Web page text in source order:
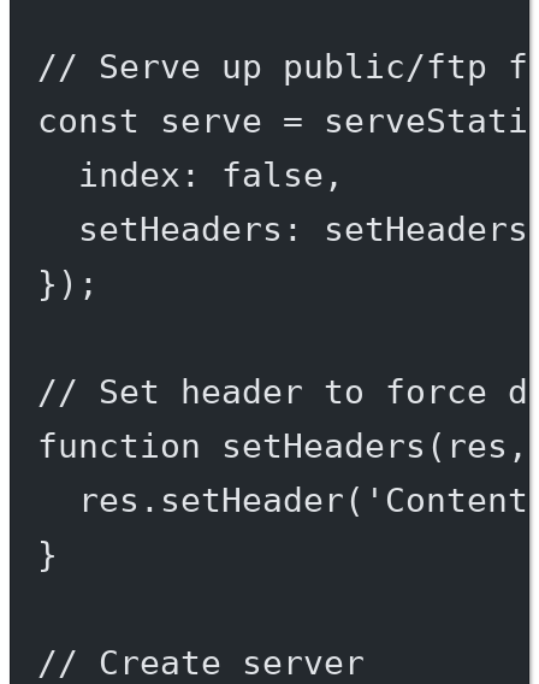
// Serve up public/ftp
const
serve =
index: false ,
setHeaders:
});
// Set header to force
function
setHeaders ( res
res. setHeader(
}
// Create server